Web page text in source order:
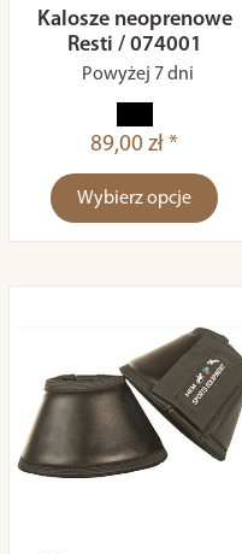
Kalosze neoprenowe
Resti / 074001
Powyżej 7 dni
89,00 zł *
Wybierz opcje